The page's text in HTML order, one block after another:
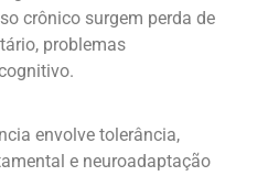
crônico surgem perda de
problemas
envolve tolerância,
e neuroadaptação